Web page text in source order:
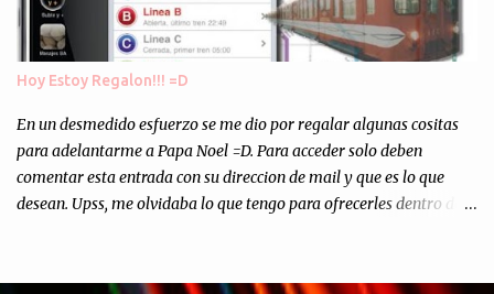
que los comentarios los dejo en sus manos...
Hoy Estoy Regalon!!! =D
En un desmedido esfuerzo se me dio por regalar algunas cositas
para adelantarme a Papa Noel =D. Para acceder solo deben
comentar esta entrada con su direccion de mail y que es lo que
desean. Upss, me olvidaba lo que tengo para ofrecerles dentro de
del Sr. Angel Traversi de AMT Desarrollos * 7 Invitaciones para